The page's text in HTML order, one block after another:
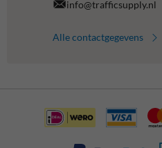
info@trafficsupply.nl
Alle contactgegevens